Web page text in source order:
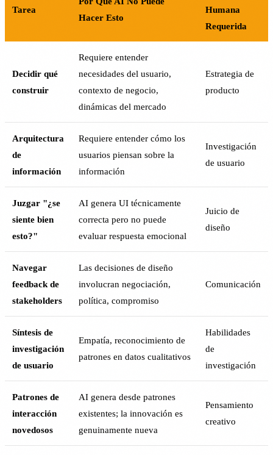
Tarea
Hacer Esto
Humana
Requerida
Decidir qué
construir
Requiere entender
necesidades del usuario,
contexto de negocio,
dinámicas del mercado
Estrategia de
producto
Arquitectura
de
información
Requiere entender cómo los
usuarios piensan sobre la
información
Investigación
de usuario
Juzgar "¿se
siente bien
esto?"
AI genera UI técnicamente
correcta pero no puede
evaluar respuesta emocional
Juicio de
diseño
Navegar
feedback de
stakeholders
Las decisiones de diseño
involucran negociación,
política, compromiso
Comunicación
Síntesis de
investigación
de usuario
Empatía, reconocimiento de
patrones en datos cualitativos
Habilidades
de
investigación
Patrones de
interacción
novedosos
AI genera desde patrones
existentes; la innovación es
genuinamente nueva
Pensamiento
creativo